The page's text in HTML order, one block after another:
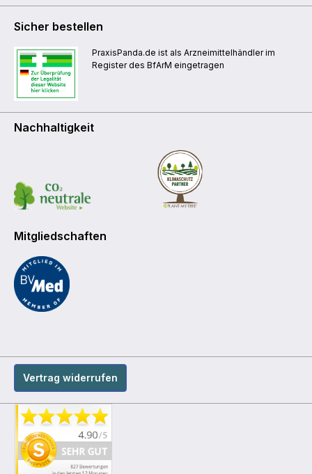
Sicher bestellen
PraxisPanda.de ist als Arzneimittelhändler im
Register des BfArM eingetragen
Nachhaltigkeit
Mitgliedschaften
Vertrag widerrufen